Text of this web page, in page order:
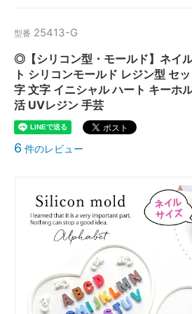
型番 25413-G
◎【シリコン型・モールド】ネイ
ト シリコンモールド レジン型 セ
字 文字 イニシャル ハート キーホ
活 UVレジン 手芸
6 件のレビュー